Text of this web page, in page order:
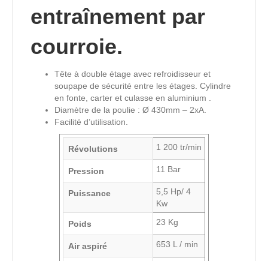
entraînement par
courroie.
Tête à double étage avec refroidisseur et
soupape de sécurité entre les étages. Cylindre
en fonte, carter et culasse en aluminium .
Diamètre de la poulie : Ø 430mm – 2xA.
Facilité d’utilisation.
Révolutions 1 200 tr/min
Pression 11 Bar
Puissance
5,5 Hp/ 4
Kw
Poids 23 Kg
Air aspiré 653 L / min